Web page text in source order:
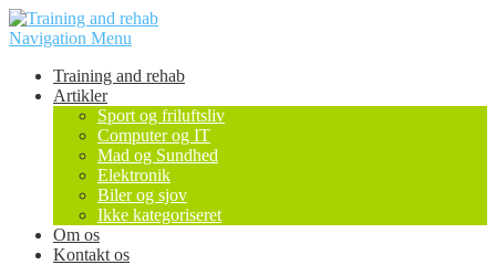
Navigation Menu
Training and rehab
Artikler
Sport og friluftsliv
Computer og IT
Mad og Sundhed
Elektronik
Biler og sjov
Ikke kategoriseret
Om os
Kontakt os